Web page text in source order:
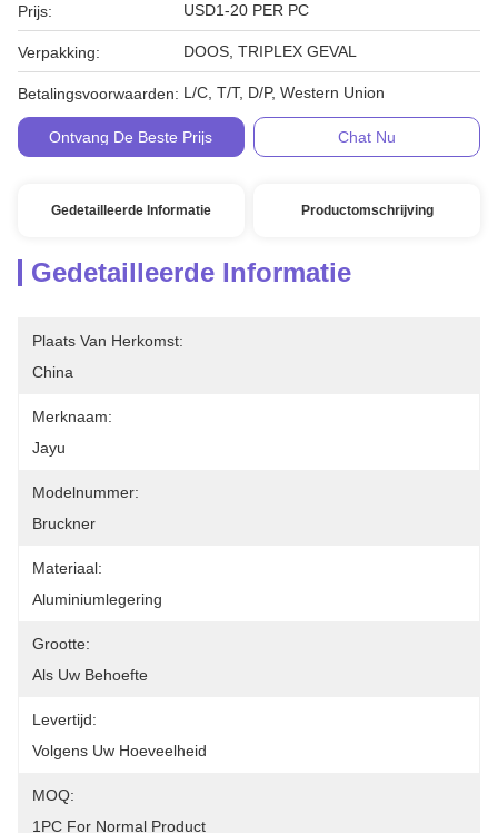
Prijs: USD1-20 PER PC
Verpakking: DOOS, TRIPLEX GEVAL
Betalingsvoorwaarden: L/C, T/T, D/P, Western Union
Ontvang De Beste Prijs Chat Nu
Gedetailleerde Informatie Productomschrijving
Gedetailleerde Informatie
Plaats Van Herkomst:
China
Merknaam:
Jayu
Modelnummer:
Bruckner
Materiaal:
Aluminiumlegering
Grootte:
Als Uw Behoefte
Levertijd:
Volgens Uw Hoeveelheid
MOQ:
1PC For Normal Product